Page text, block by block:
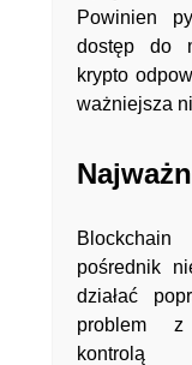
Powinien
dostęp do
krypto
ważniejsza
pośrednik
działać
problem z
kontrolą